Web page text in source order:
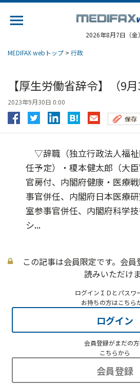
2026年8月7日（金）
MEDIFAX webトップ > 行政
【厚生労働省辞令】（9月
2023年9月30日 0:00
保存
▽辞職（独立行政法人福祉
任予定）・榎本健太郎（大
官房付、内閣府健康・医療
事官併任、内閣府日本医療
室参事官併任、内閣府科学
シ...
この記事は会員限定です。会
読みいただけま
ログインＩＤとパスワ
お持ちの方はこちら
ログイン
会員登録がまだの
こちらから
会員登録